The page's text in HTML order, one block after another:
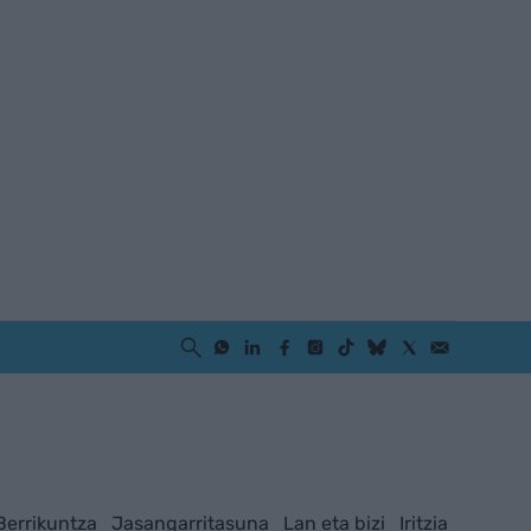
Jasangarritasuna Lan eta bizi Iritzia